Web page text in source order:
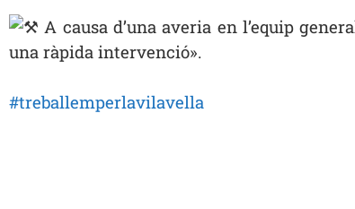
A causa d’una averia en l’equip
una ràpida intervenció».
#treballemperlavilavella